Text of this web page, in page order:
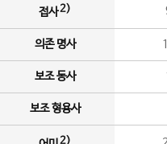
접사2)
의존 명사
보조 동사
보조 형용사
2)